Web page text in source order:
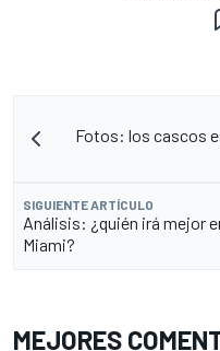
Fotos: los cascos
SIGUIENTE ARTÍCULO
Análisis: ¿quién irá mejor
Miami?
MEJORES